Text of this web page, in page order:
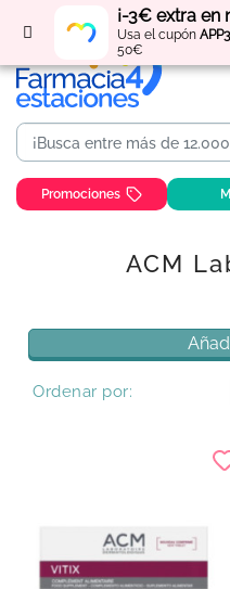
¡-3€ extra en
Usa el cupón
50€
Regístratey
Promociones
ACM
Ordenar por: